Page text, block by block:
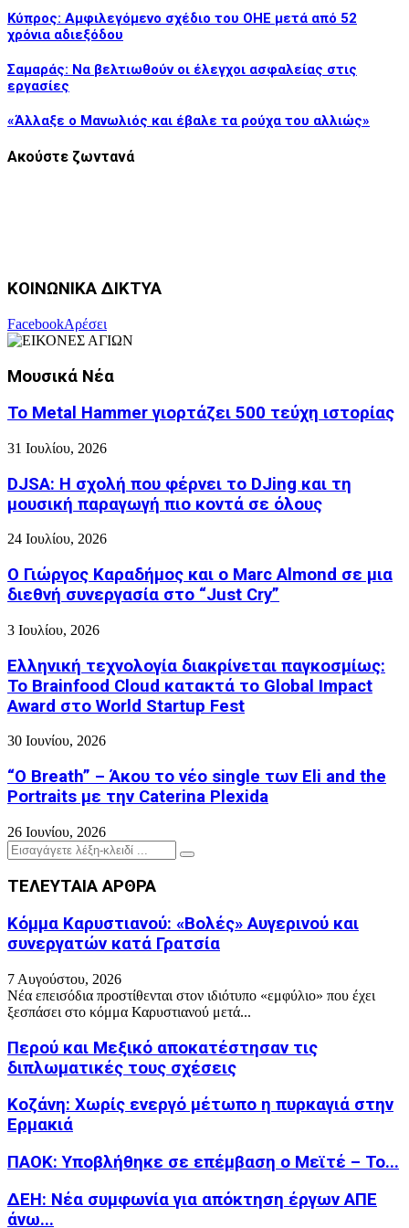
Κύπρος: Αμφιλεγόμενο σχέδιο του ΟΗΕ μετά από 52
χρόνια αδιεξόδου
Σαμαράς: Να βελτιωθούν οι έλεγχοι ασφαλείας στις
εργασίες
«Άλλαξε ο Μανωλιός και έβαλε τα ρούχα του αλλιώς»
Ακούστε ζωντανά
ΚΟΙΝΩΝΙΚΑ ΔΙΚΤΥΑ
FacebookΑρέσει
Μουσικά Νέα
Το Metal Hammer γιορτάζει 500 τεύχη ιστορίας
31 Ιουλίου, 2026
DJSA: Η σχολή που φέρνει το DJing και τη
μουσική παραγωγή πιο κοντά σε όλους
24 Ιουλίου, 2026
Ο Γιώργος Καραδήμος και ο Marc Almond σε μια
διεθνή συνεργασία στο “Just Cry”
3 Ιουλίου, 2026
Ελληνική τεχνολογία διακρίνεται παγκοσμίως:
Το Brainfood Cloud κατακτά το Global Impact
Award στο World Startup Fest
30 Ιουνίου, 2026
“O Breath” – Άκου το νέο single των Eli and the
Portraits με την Caterina Plexida
26 Ιουνίου, 2026
Search
for:
Search
ΤΕΛΕΥΤΑΙΑ ΑΡΘΡΑ
Κόμμα Καρυστιανού: «Βολές» Αυγερινού και
συνεργατών κατά Γρατσία
7 Αυγούστου, 2026
Νέα επεισόδια προστίθενται στον ιδιότυπο «εμφύλιο» που έχει
ξεσπάσει στο κόμμα Καρυστιανού μετά...
Περού και Μεξικό αποκατέστησαν τις
διπλωματικές τους σχέσεις
Κοζάνη: Χωρίς ενεργό μέτωπο η πυρκαγιά στην
Ερμακιά
ΠΑΟΚ: Υποβλήθηκε σε επέμβαση ο Μεϊτέ – Το...
ΔΕΗ: Νέα συμφωνία για απόκτηση έργων ΑΠΕ
άνω...